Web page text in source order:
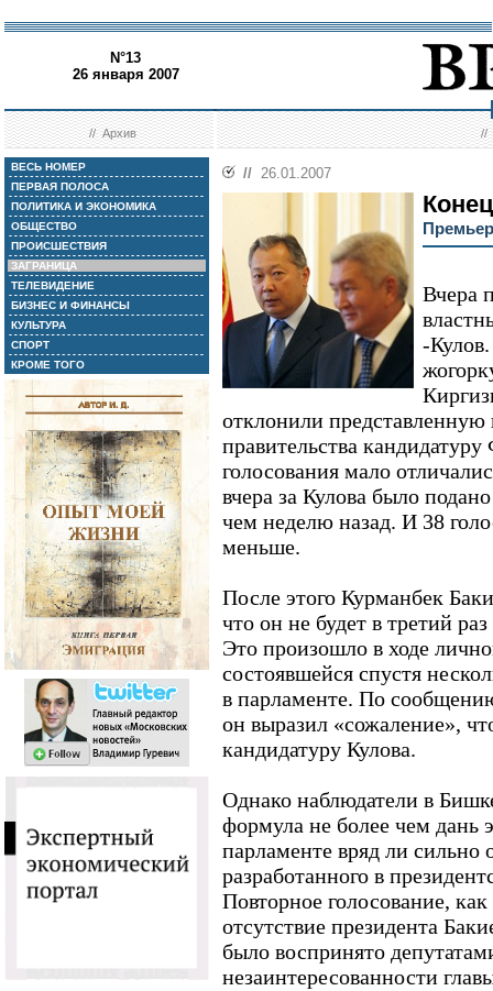
N°13
26 января 2007
//Архив //
ВЕСЬ НОМЕР
ПЕРВАЯ ПОЛОСА
ПОЛИТИКА И ЭКОНОМИКА
ОБЩЕСТВО
ПРОИСШЕСТВИЯ
ЗАГРАНИЦА
ТЕЛЕВИДЕНИЕ
БИЗНЕС И ФИНАНСЫ
КУЛЬТУРА
СПОРТ
КРОМЕ ТОГО
// 26.01.2007
Вчера
-
отклонили представленную
правительства
голосования мало
вчера за Кулова было
чем неделю назад. И 38
меньше.
После этого Курманбек
что он не будет в третий
Это произошло в ходе
состоявшейся спустя
в парламенте. По
он выразил «сожаление»,
кандидатуру Кулова.
Однако наблюдатели в
формула не более чем дань
парламенте вряд ли сильно
разработанного в
Повторное голосование,
отсутствие президента
было воспринято
незаинтересованности